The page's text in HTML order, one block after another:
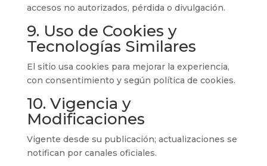
accesos no autorizados, pérdida o divulgación.
9. Uso de Cookies y
Tecnologías Similares
El sitio usa cookies para mejorar la experiencia,
con consentimiento y según política de cookies.
10. Vigencia y
Modificaciones
Vigente desde su publicación; actualizaciones se
notifican por canales oficiales.